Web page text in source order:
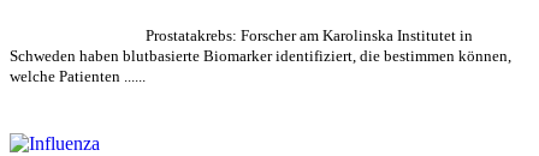
Prostatakrebs: Forscher am Karolinska Institutet in
Schweden haben blutbasierte Biomarker identifiziert, die bestimmen können,
welche Patienten ......